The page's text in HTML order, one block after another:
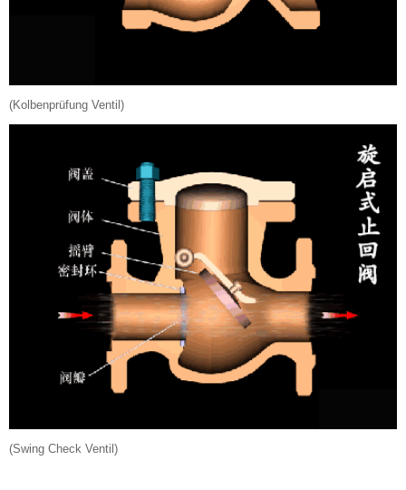
(Kolbenprüfung Ventil)
(Swing Check Ventil)